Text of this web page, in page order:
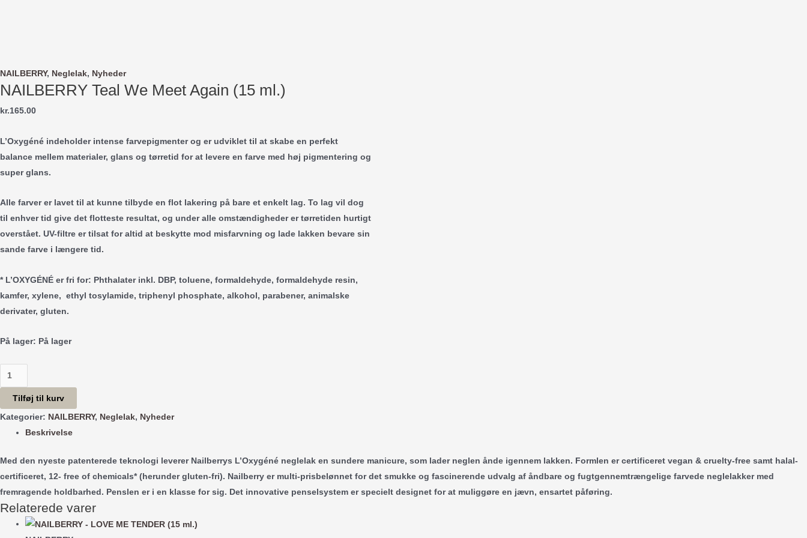
NAILBERRY, Neglelak, Nyheder
NAILBERRY Teal We Meet Again (15 ml.)
kr.165.00
L’Oxygéné indeholder intense farvepigmenter og er udviklet til at skabe en perfekt
balance mellem materialer, glans og tørretid for at levere en farve med høj pigmentering og
super glans.
Alle farver er lavet til at kunne tilbyde en flot lakering på bare et enkelt lag. To lag vil dog
til enhver tid give det flotteste resultat, og under alle omstændigheder er tørretiden hurtigt
overstået. UV-filtre er tilsat for altid at beskytte mod misfarvning og lade lakken bevare sin
sande farve i længere tid.
* L’OXYGÉNÉ er fri for: Phthalater inkl. DBP, toluene, formaldehyde, formaldehyde resin,
kamfer, xylene, ethyl tosylamide, triphenyl phosphate, alkohol, parabener, animalske
derivater, gluten.
På lager: På lager
NAILBERRY
Teal
Meet
Again
ml.)
antal
Tilføj til kurv
Kategorier: NAILBERRY, Neglelak, Nyheder
Beskrivelse
Med den nyeste patenterede teknologi leverer Nailberrys L’Oxygéné neglelak en sundere manicure, som lader neglen ånde igennem lakken. Formlen er certificeret vegan & cruelty-free samt halal-
certificeret, 12- free of chemicals* (herunder gluten-fri). Nailberry er multi-prisbelønnet for det smukke og fascinerende udvalg af åndbare og fugtgennemtrængelige farvede neglelakker med
fremragende holdbarhed. Penslen er i en klasse for sig. Det innovative penselsystem er specielt designet for at muliggøre en jævn, ensartet påføring.
Relaterede varer